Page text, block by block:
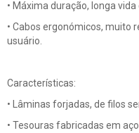
• Máxima duração, longa vida
• Cabos ergonómicos, muito
usuário.
Características:
• Lâminas forjadas, de filos
• Tesouras fabricadas em